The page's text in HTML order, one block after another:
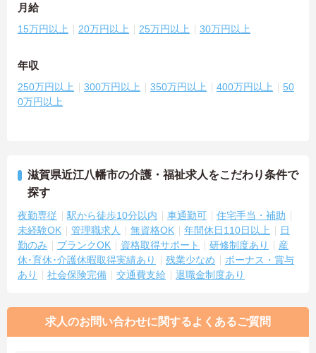
月給
15万円以上 20万円以上 25万円以上 30万円以上
年収
250万円以上 300万円以上 350万円以上 400万円以上
50
0万円以上
滋賀県近江八幡市の介護・福祉求人をこだわり条件で
探す
夜勤専従 駅から徒歩10分以内 車通勤可
住宅手当・補助
未経験OK
管理職求人 無資格OK 年間休日110日以上
日
勤のみ
ブランクOK 資格取得サポート 研修制度あり
産
休･育休･介護休暇取得実績あり
残業少なめ
ボーナス・賞与
あり
社会保険完備 交通費支給 退職金制度あり
求人のお問い合わせに関するよくあるご質問